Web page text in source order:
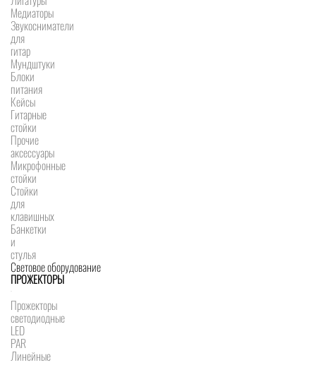
Медиаторы
Звукосниматели
для
гитар
Мундштуки
Блоки
питания
Кейсы
Гитарные
стойки
Прочие
аксессуары
Микрофонные
стойки
Стойки
для
клавишных
Банкетки
и
стулья
Световое оборудование
ПРОЖЕКТОРЫ
Прожекторы
светодиодные
LED
PAR
Линейные